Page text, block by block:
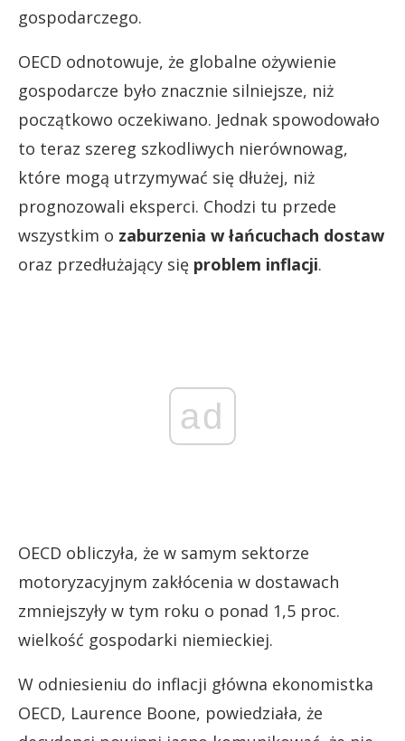
gospodarczego.
OECD odnotowuje, że ​​globalne ożywienie
gospodarcze było znacznie silniejsze, niż
początkowo oczekiwano. Jednak spowodowało
to teraz szereg szkodliwych nierównowag,
które mogą utrzymywać się dłużej, niż
prognozowali eksperci. Chodzi tu przede
wszystkim o zaburzenia w łańcuchach dostaw
oraz przedłużający się problem inflacji.
ad
OECD obliczyła, że ​​w samym sektorze
motoryzacyjnym zakłócenia w dostawach
zmniejszyły w tym roku o ponad 1,5 proc.
wielkość gospodarki niemieckiej.
W odniesieniu do inflacji główna ekonomistka
OECD, Laurence Boone, powiedziała, że ​​